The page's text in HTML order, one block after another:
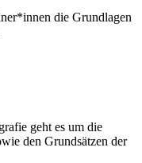
die Grundlagen
geht es um die
den Grundsätzen der